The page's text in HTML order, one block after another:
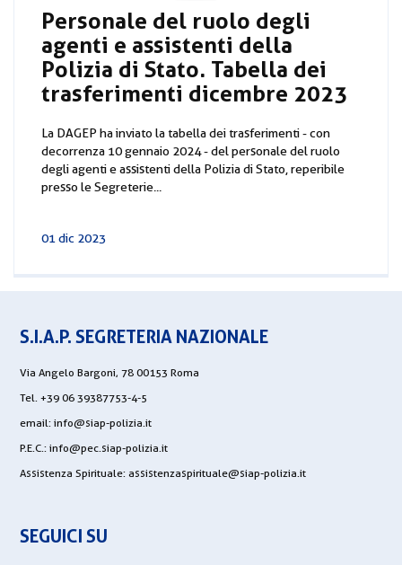
Personale del ruolo degli
agenti e assistenti della
Polizia di Stato. Tabella dei
trasferimenti dicembre 2023
La DAGEP ha inviato la tabella dei trasferimenti - con
decorrenza 10 gennaio 2024 - del personale del ruolo
degli agenti e assistenti della Polizia di Stato, reperibile
presso le Segreterie...
01 dic 2023
S.I.A.P. SEGRETERIA NAZIONALE
Via Angelo Bargoni, 78 00153 Roma
Tel. +39 06 39387753-4-5
email: info@siap-polizia.it
P.E.C.: info@pec.siap-polizia.it
Assistenza Spirituale: assistenzaspirituale@siap-polizia.it
SEGUICI SU